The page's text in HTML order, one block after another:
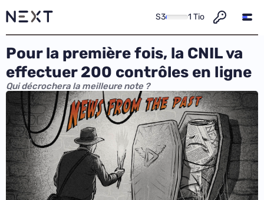
S3 1 Tio
Pour la première fois, la CNIL va
effectuer 200 contrôles en ligne
Qui décrochera la meilleure note ?